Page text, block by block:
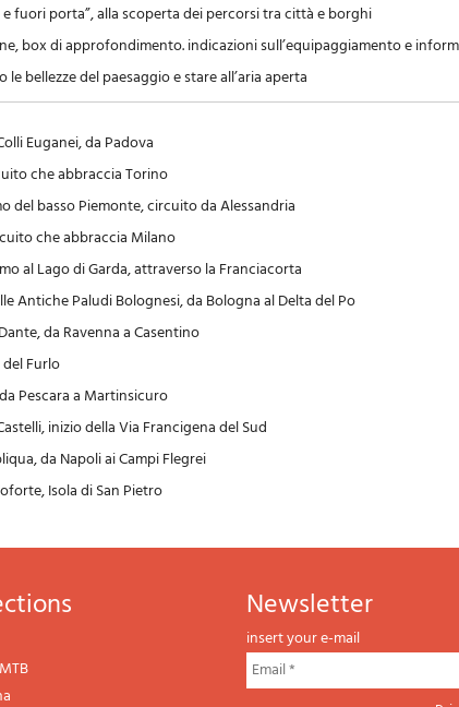
fuori porta”, alla scoperta dei percorsi tra città e borghi
box di approfondimento. indicazioni sull’equipaggiamento e
bellezze del paesaggio e stare all’aria aperta
Euganei, da Padova
che abbraccia Torino
del basso Piemonte, circuito da Alessandria
che abbraccia Milano
al Lago di Garda, attraverso la Franciacorta
Antiche Paludi Bolognesi, da Bologna al Delta del Po
da Ravenna a Casentino
Furlo
Pescara a Martinsicuro
inizio della Via Francigena del Sud
da Napoli ai Campi Flegrei
Isola di San Pietro
newsletter
insert your e-mail